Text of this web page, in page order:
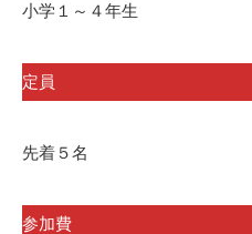
小学１～４年生
定員
先着５名
参加費